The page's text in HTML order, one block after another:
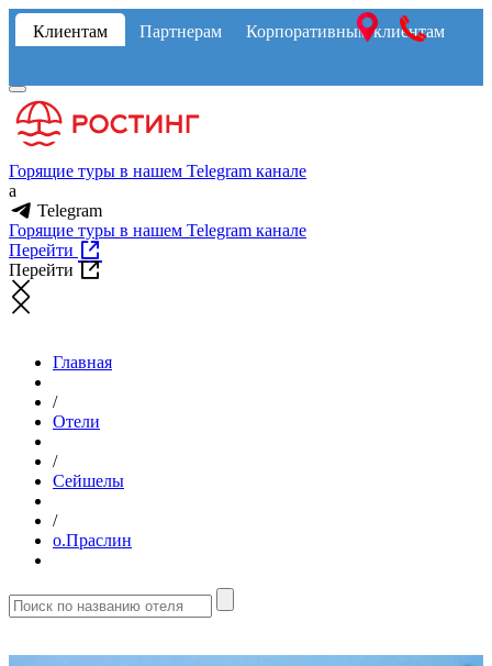
Клиентам Партнерам Корпоративным клиентам
Горящие туры в нашем Telegram канале
a
Telegram
Горящие туры в нашем Telegram канале
Перейти
Перейти
Главная
/
Отели
/
Сейшелы
/
о.Праслин